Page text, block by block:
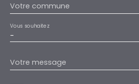
Votre commune
-
Vous souhaitez
Votre message